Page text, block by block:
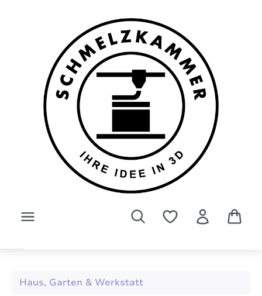
Haus, Garten & Werkstatt